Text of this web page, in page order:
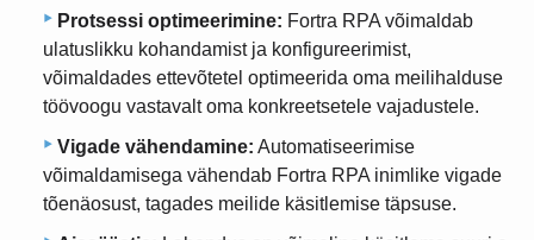
Protsessi optimeerimine: Fortra RPA võimaldab
ulatuslikku kohandamist ja konfigureerimist,
võimaldades ettevõtetel optimeerida oma meilihalduse
töövoogu vastavalt oma konkreetsetele vajadustele.
Vigade vähendamine: Automatiseerimise
võimaldamisega vähendab Fortra RPA inimlike vigade
tõenäosust, tagades meilide käsitlemise täpsuse.